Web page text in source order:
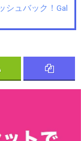
シュバック！Gal